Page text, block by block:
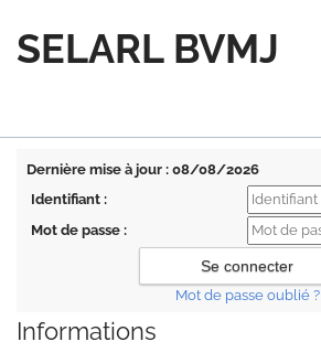
SELARL BVMJ
Dernière mise à jour : 08/08/2026
Identifiant :
Mot de passe :
Mot de passe oublié ?
Informations